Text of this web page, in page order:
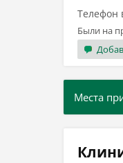
Телефон
Были на
Места